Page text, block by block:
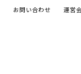
お問い合わせ 運営